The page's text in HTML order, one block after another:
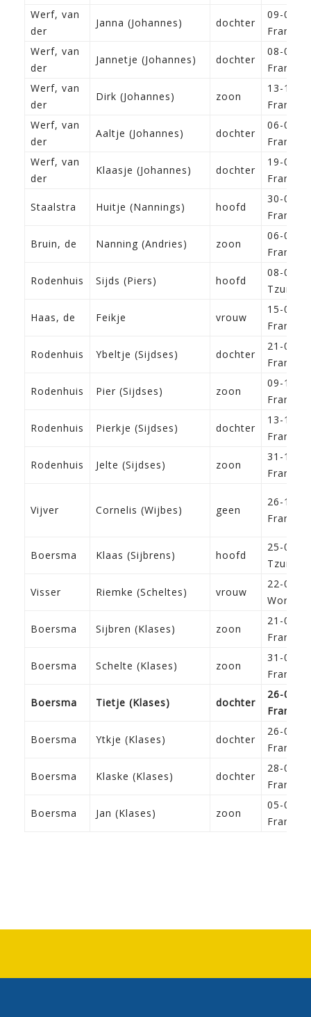
Werf, van
der
Janna (Johannes) dochter
09-06-
Werf, van
der
Jannetje (Johannes) dochter
08-08-
Werf, van
der
Dirk (Johannes) zoon
13-11-
Werf, van
der
Aaltje (Johannes) dochter
06-09-
Werf, van
der
Klaasje (Johannes) dochter
19-03-
Staalstra Huitje (Nannings) hoofd
30-06-
Bruin, de Nanning (Andries) zoon
06-01-
Rodenhuis Sijds (Piers) hoofd
08-08-
Tzum
Haas, de Feikje vrouw
15-02-
Rodenhuis Ybeltje (Sijdses) dochter
21-05-
Rodenhuis Pier (Sijdses) zoon
09-12-
Rodenhuis Pierkje (Sijdses) dochter
13-11-
Rodenhuis Jelte (Sijdses) zoon
31-10-
Vijver Cornelis (Wijbes) geen
26-11-
Boersma Klaas (Sijbrens) hoofd
25-01-
Tzum
Visser Riemke (Scheltes) vrouw
22-03-
Workum
Boersma Sijbren (Klases) zoon
21-08-
Boersma Schelte (Klases) zoon
31-01-
Boersma Tietje (Klases) dochter
26-06-
Boersma Ytkje (Klases) dochter
26-02-
Boersma Klaske (Klases) dochter
28-05-
Boersma Jan (Klases) zoon
05-06-